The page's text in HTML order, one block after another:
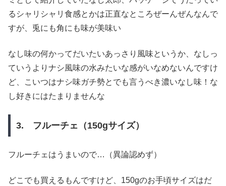
るシャリシャリ食感とかは正直なところぜーんぜんなんで
すが、兎にも角にも味が美味い
なし味の何かってだいたいあっさり風味というか、なしっ
ていうよりナシ風味の水みたいな感がいなめないんですけ
ど、こいつはナシ味ガチ勢とでも言うべき濃いなし味！な
し好きにはたまりませんな
3. フルーチェ（150gサイズ）
フルーチェはうまいので…（異論認めず）
どこでも買えるもんですけど、150gのお手頃サイズはだ